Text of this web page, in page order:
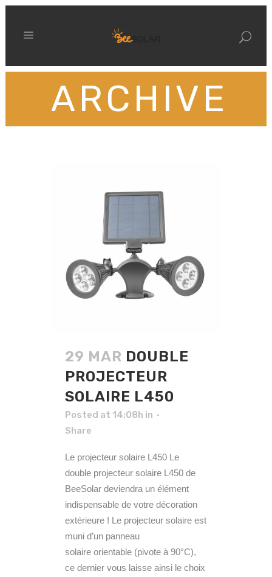
ARCHIVE
29 MAR DOUBLE
PROJECTEUR
SOLAIRE L450
Posted at 14:08h in
Share
Le projecteur solaire L450 Le
double projecteur solaire L450 de
BeeSolar deviendra un élément
indispensable de votre décoration
extérieure ! Le projecteur solaire est
muni d’un panneau
solaire orientable (pivote à 90°C),
ce dernier vous laisse ainsi le choix